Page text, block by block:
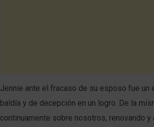
Jennie ante el fracaso de su esposo fue un
baldía y de decepción en un logro. De la
continuamente sobre nosotros, renovando